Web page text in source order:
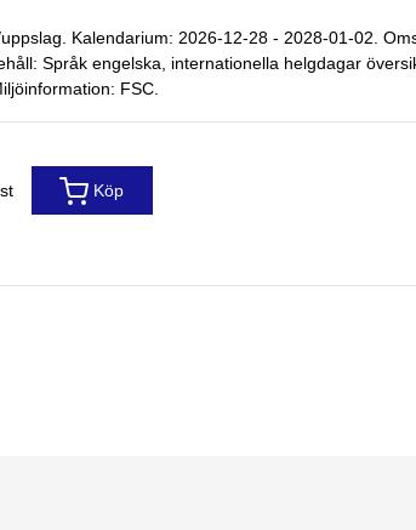
Kalendarium: 2026-12-28 - 2028-01-02.
Språk engelska, internationella helgdagar
FSC.
st Köp